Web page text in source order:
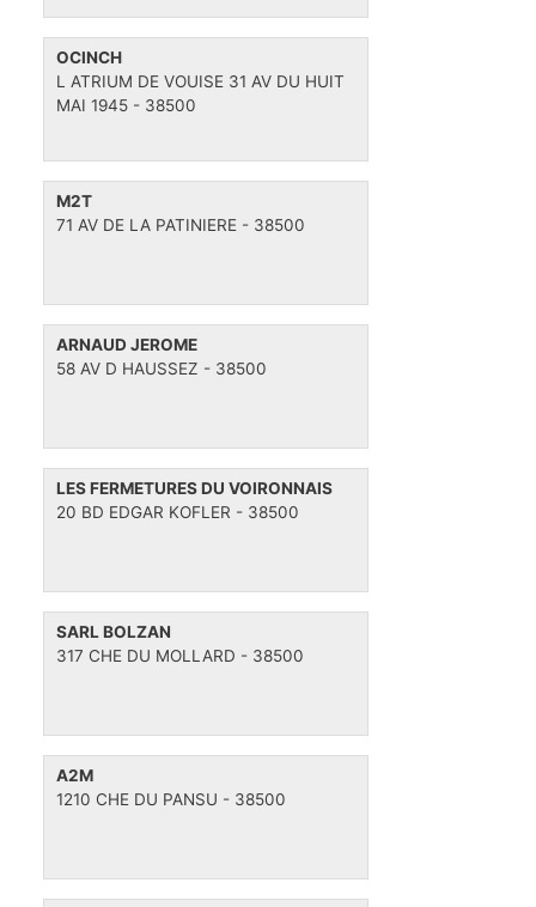
OCINCH
L ATRIUM DE VOUISE 31 AV DU HUIT
MAI 1945 - 38500
M2T
71 AV DE LA PATINIERE - 38500
ARNAUD JEROME
58 AV D HAUSSEZ - 38500
LES FERMETURES DU VOIRONNAIS
20 BD EDGAR KOFLER - 38500
SARL BOLZAN
317 CHE DU MOLLARD - 38500
A2M
1210 CHE DU PANSU - 38500